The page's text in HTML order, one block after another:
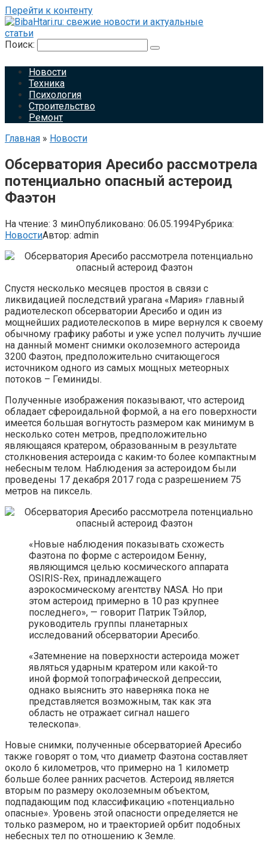
Перейти к контенту
Поиск:
Новости
Техника
Психология
Строительство
Ремонт
Главная » Новости
Обсерватория Аресибо рассмотрела
потенциально опасный астероид
Фаэтон
На чтение: 3 минОпубликовано: 06.05.1994Рубрика:
НовостиАвтор: admin
Спустя несколько месяцев простоя в связи с
ликвидацией последствий урагана «Мария» главный
радиотелескоп обсерватории Аресибо и один из
мощнейших радиотелескопов в мире вернулся к своему
обычному графику работы и уже успел получить лучшие
на данный момент снимки околоземного астероида
3200 Фаэтон, предположительно считающегося
источником одного из самых мощных метеорных
потоков – Геминиды.
Полученные изображения показывают, что астероид
обладает сфероидальной формой, а на его поверхности
имеется большая вогнутость размером как минимум в
несколько сотен метров, предположительно
являющаяся кратером, образованным в результате
столкновения астероида с каким-то более компактным
небесным телом. Наблюдения за астероидом были
проведены 17 декабря 2017 года с разрешением 75
метров на пиксель.
«Новые наблюдения показывать схожесть
Фаэтона по форме с астероидом Бенну,
являющимся целью космического аппарата
OSIRIS-Rex, принадлежащего
аэрокосмическому агентству NASA. Но при
этом астероид примерно в 10 раз крупнее
последнего», — говорит Патрик Тэйлор,
руководитель группы планетарных
исследований обсерватории Аресибо.
«Затемнение на поверхности астероида может
являться ударным кратером или какой-то
иной формой топографической депрессии,
однако выяснить это наверняка пока не
представляется возможным, так как эта
область не отражает сигнал нашего
телескопа».
Новые снимки, полученные обсерваторией Аресибо
также говорят о том, что диаметр Фаэтона составляет
около 6 километров, что примерно на 1 километр
больше более ранних расчетов. Астероид является
вторым по размеру околоземным объектом,
подпадающим под классификацию «потенциально
опасные». Уровень этой опасности определяется не
только размером, но и траекторией орбит подобных
небесных тел по отношению к Земле.